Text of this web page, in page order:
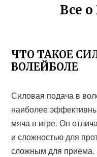
Все
ЧТО ТАКОЕ
ВОЛЕЙБОЛЕ
Силовая подача в
наиболее
мяча в игре. Он
и сложностью для
сложным для приема.